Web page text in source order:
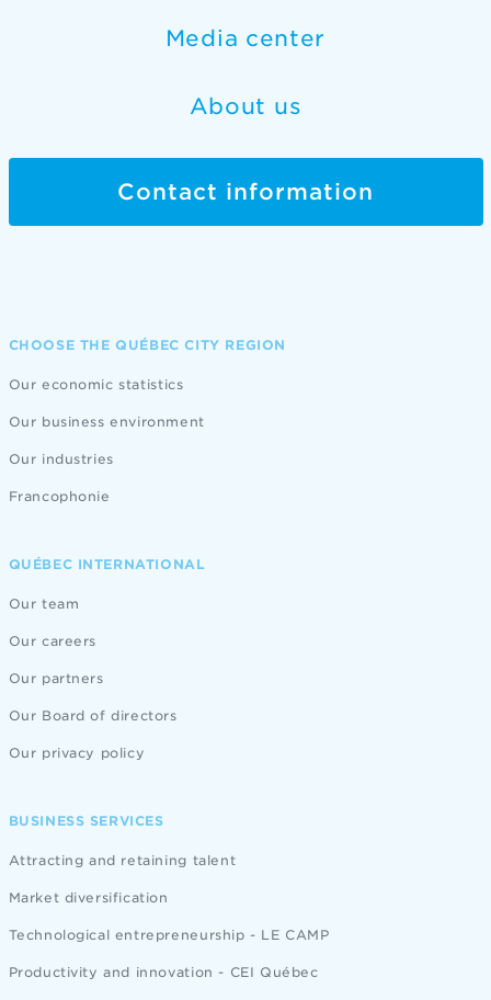
Media center
About us
Contact information
CHOOSE THE QUÉBEC CITY REGION
Our economic statistics
Our business environment
Our industries
Francophonie
QUÉBEC INTERNATIONAL
Our team
Our careers
Our partners
Our Board of directors
Our privacy policy
BUSINESS SERVICES
Attracting and retaining talent
Market diversification
Technological entrepreneurship - LE CAMP
Productivity and innovation - CEI Québec